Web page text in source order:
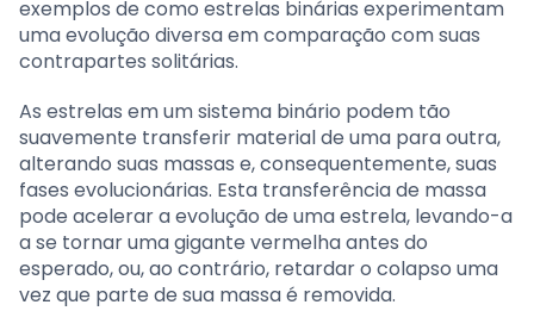
exemplos de como estrelas binárias experimentam
uma evolução diversa em comparação com suas
contrapartes solitárias.
As estrelas em um sistema binário podem tão
suavemente transferir material de uma para outra,
alterando suas massas e, consequentemente, suas
fases evolucionárias. Esta transferência de massa
pode acelerar a evolução de uma estrela, levando-a
a se tornar uma gigante vermelha antes do
esperado, ou, ao contrário, retardar o colapso uma
vez que parte de sua massa é removida.